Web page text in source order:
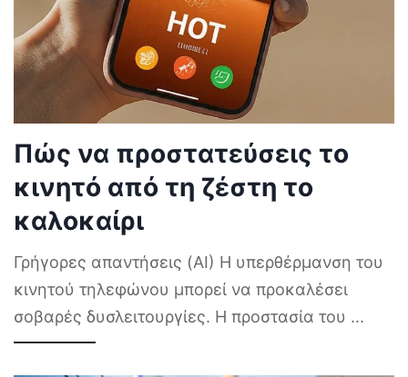
Πώς να προστατεύσεις το
κινητό από τη ζέστη το
καλοκαίρι
Γρήγορες απαντήσεις (AI) Η υπερθέρμανση του
κινητού τηλεφώνου μπορεί να προκαλέσει
σοβαρές δυσλειτουργίες. Η προστασία του ...